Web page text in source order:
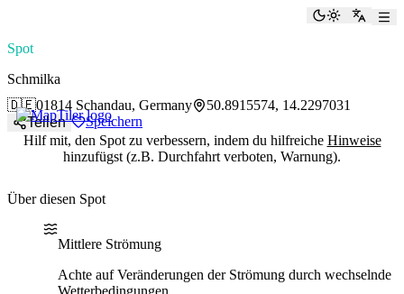
Zu
Spot
Schmilka
🇩🇪01814 Schandau, Germany
50.8915574, 14.2297031
Teilen
Speichern
Hilf mit, den Spot zu verbessern, indem du hilfreiche Hinweise
hinzufügst (z.B. Durchfahrt verboten, Warnung).
Über diesen Spot
Water current
Mittlere Strömung
Achte auf Veränderungen der Strömung durch wechselnde
Wetterbedingungen.
Water type